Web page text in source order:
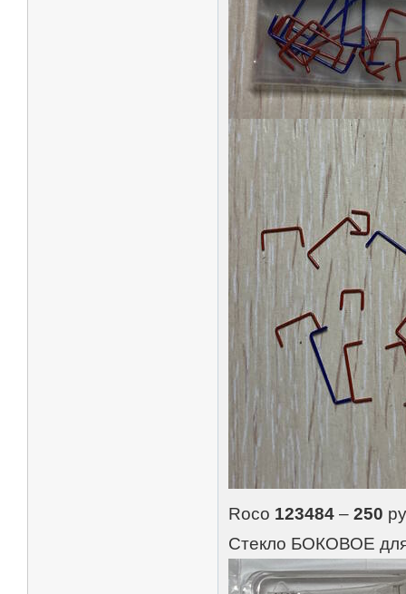
Roco 123484 –250
Стекло БОКОВОЕ